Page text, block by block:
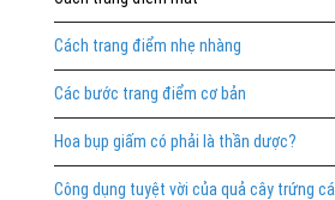
Cách trang điểm nhẹ nhàng
Các bước trang điểm cơ bản
Hoa bụp giấm có phải là thần dược?
Công dụng tuyệt vời của quả cây trứng cá